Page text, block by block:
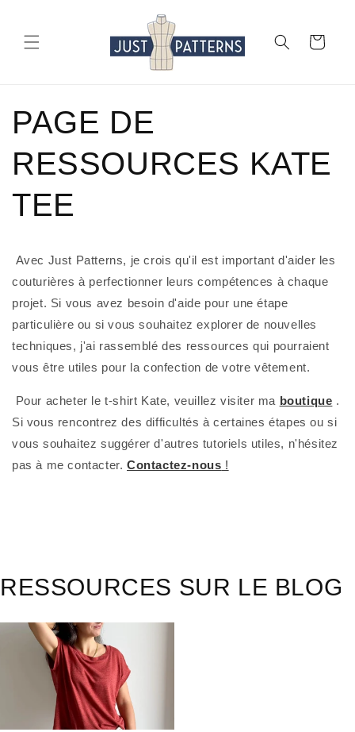
au
contenu
Panier
PAGE DE
RESSOURCES KATE
TEE
couturières à perfectionner leurs compétences à chaque
projet. Si vous avez besoin d'aide pour une étape
particulière ou si vous souhaitez explorer de nouvelles
techniques, j'ai rassemblé des ressources qui pourraient
vous être utiles pour la confection de votre vêtement.
Pour acheter le t-shirt Kate, veuillez visiter ma boutique .
Si vous rencontrez des difficultés à certaines étapes ou si
vous souhaitez suggérer d'autres tutoriels utiles, n'hésitez
pas à me contacter. Contactez-nous !
RESSOURCES SUR LE BLOG